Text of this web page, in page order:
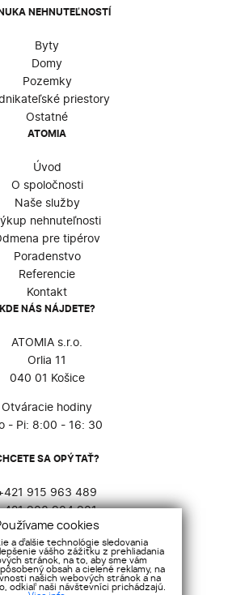
cookies
a ďalšie technológie sledovania
vášho zážitku z prehliadania
stránok, na to, aby sme vám
obsah a cielené reklamy, na
našich webových stránok a na
odkiaľ naši návštevníci prichádzajú.
NEHNUTEĽNOSTÍ
Byty
Domy
Pozemky
priestory
Ostatné
ATOMIA
Úvod
O spoločnosti
Naše služby
nehnuteľnosti
pre tipérov
Poradenstvo
Referencie
Kontakt
KDE NÁS NÁJDETE?
ATOMIA s.r.o.
Orlia 11
040 01 Košice
Otváracie hodiny
- Pi: 8:00 - 16: 30
SA OPÝTAŤ?
915 963 489
903 904 901
SOCIÁLNE SIETE